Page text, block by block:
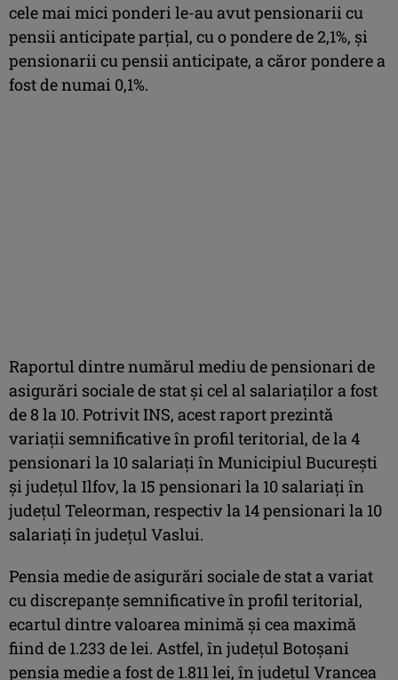
cele mai mici ponderi le-au avut pensionarii cu
pensii anticipate parţial, cu o pondere de 2,1%, şi
pensionarii cu pensii anticipate, a căror pondere a
fost de numai 0,1%.
Raportul dintre numărul mediu de pensionari de
asigurări sociale de stat şi cel al salariaţilor a fost
de 8 la 10. Potrivit INS, acest raport prezintă
variaţii semnificative în profil teritorial, de la 4
pensionari la 10 salariaţi în Municipiul Bucureşti
şi judeţul Ilfov, la 15 pensionari la 10 salariaţi în
judeţul Teleorman, respectiv la 14 pensionari la 10
salariaţi în judeţul Vaslui.
Pensia medie de asigurări sociale de stat a variat
cu discrepanţe semnificative în profil teritorial,
ecartul dintre valoarea minimă şi cea maximă
fiind de 1.233 de lei. Astfel, în judeţul Botoşani
pensia medie a fost de 1.811 lei, în judeţul Vrancea